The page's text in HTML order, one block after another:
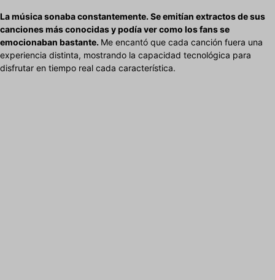
La música sonaba constantemente. Se emitían extractos de sus
canciones más conocidas y podía ver como los fans se
emocionaban bastante. Me encantó que cada canción fuera una
experiencia distinta, mostrando la capacidad tecnológica para
disfrutar en tiempo real cada característica.